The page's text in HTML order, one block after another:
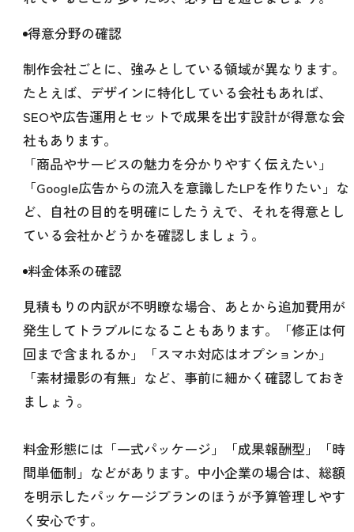
得意分野の確認
制作会社ごとに、強みとしている領域が異なります。
たとえば、デザインに特化している会社もあれば、
SEOや広告運用とセットで成果を出す設計が得意な会
社もあります。
「商品やサービスの魅力を分かりやすく伝えたい」
「Google広告からの流入を意識したLPを作りたい」な
ど、自社の目的を明確にしたうえで、それを得意とし
ている会社かどうかを確認しましょう。
料金体系の確認
見積もりの内訳が不明瞭な場合、あとから追加費用が
発生してトラブルになることもあります。「修正は何
回まで含まれるか」「スマホ対応はオプションか」
「素材撮影の有無」など、事前に細かく確認しておき
ましょう。
料金形態には「一式パッケージ」「成果報酬型」「時
間単価制」などがあります。中小企業の場合は、総額
を明示したパッケージプランのほうが予算管理しやす
く安心です。